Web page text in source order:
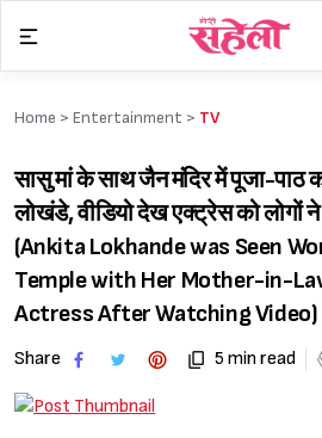
content
Home > Entertainment > TV
सासु मां के साथ जैन मंदिर में पूजा-पाठ
लोखंडे, वीडियो देख एक्ट्रेस को लोगों
(Ankita Lokhande was Seen
Temple with Her Mother-in-
Actress After Watching Video)
Share 5 min read